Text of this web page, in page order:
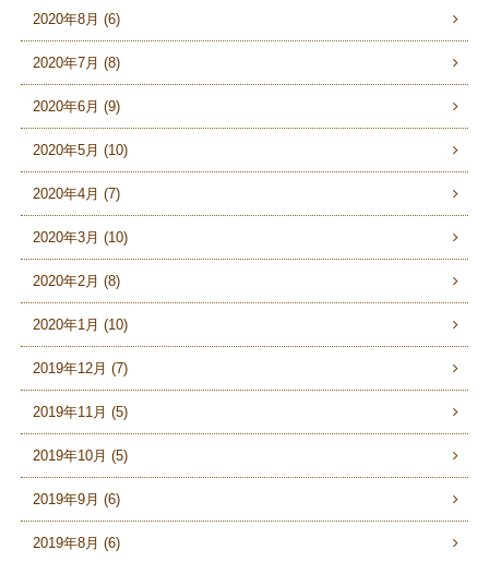
2020年8月 (6)
2020年7月 (8)
2020年6月 (9)
2020年5月 (10)
2020年4月 (7)
2020年3月 (10)
2020年2月 (8)
2020年1月 (10)
2019年12月 (7)
2019年11月 (5)
2019年10月 (5)
2019年9月 (6)
2019年8月 (6)